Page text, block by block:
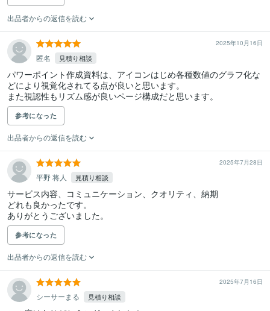
出品者からの返信を読む
2025年10月16日
匿名 見積り相談
パワーポイント作成資料は、アイコンはじめ各種数値のグラフ化な
どにより視覚化されてる点が良いと思います。
また視認性もリズム感が良いページ構成だと思います。
参考になった
出品者からの返信を読む
2025年7月28日
平野 将人 見積り相談
サービス内容、コミュニケーション、クオリティ、納期
どれも良かったです。
ありがとうございました。
参考になった
出品者からの返信を読む
2025年7月16日
シーサーまる 見積り相談